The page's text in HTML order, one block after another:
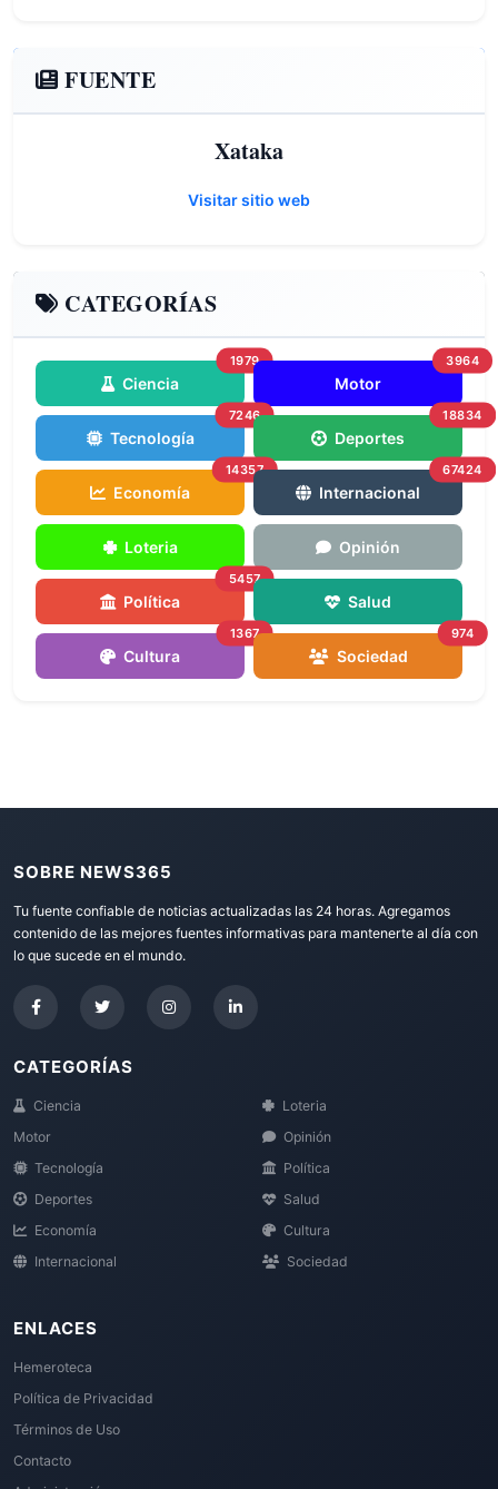
FUENTE
Xataka
Visitar sitio web
CATEGORÍAS
Ciencia
1979
Motor
3964
Tecnología
7246
Deportes
18834
Economía
14357
Internacional
67424
Loteria Opinión
Política
5457
Salud
Cultura
1367
Sociedad
974
SOBRE NEWS365
Tu fuente confiable de noticias actualizadas las 24 horas. Agregamos
contenido de las mejores fuentes informativas para mantenerte al día con
lo que sucede en el mundo.
CATEGORÍAS
Ciencia
Motor
Tecnología
Deportes
Economía
Internacional
Loteria
Opinión
Política
Salud
Cultura
Sociedad
ENLACES
Hemeroteca
Política de Privacidad
Términos de Uso
Contacto